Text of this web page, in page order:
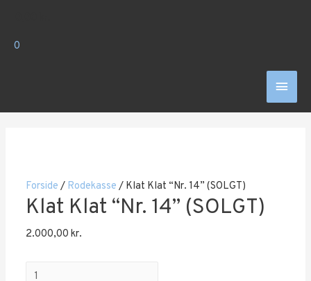
indholdet
0
Forside / Rodekasse / Klat Klat “Nr. 14” (SOLGT)
Klat Klat “Nr. 14” (SOLGT)
2.000,00kr.
Klat